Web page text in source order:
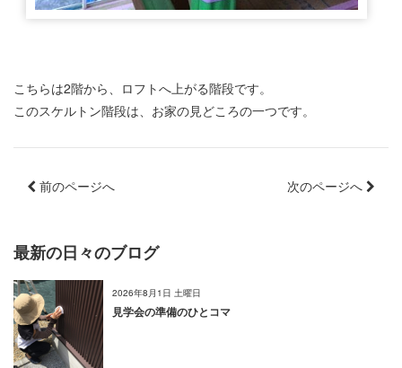
こちらは2階から、ロフトへ上がる階段です。
このスケルトン階段は、お家の見どころの一つです。
前のページへ 次のページへ
最新の日々のブログ
2026年8月1日 土曜日
見学会の準備のひとコマ